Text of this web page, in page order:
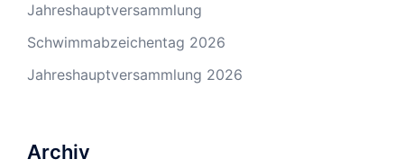
Jahreshauptversammlung
Schwimmabzeichentag 2026
Jahreshauptversammlung 2026
Archiv